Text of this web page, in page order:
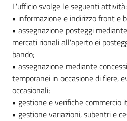
L'ufficio svolge le seguenti attività:
• informazione e indirizzo front e
• assegnazione posteggi
mercati rionali all'aperto ei
bando;
• assegnazione mediante
temporanei in occasione di fiere,
occasionali;
• gestione e verifiche commercio
• gestione variazioni, subentri e